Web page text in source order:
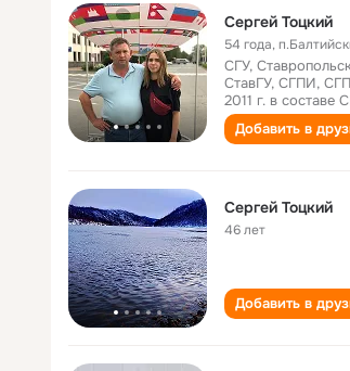
Сергей Тоцкий
54 года,
СГУ,
СтавГУ, СГПИ,
2011 г. в составе
Добавить в
Сергей Тоцкий
46 лет
Добавить в